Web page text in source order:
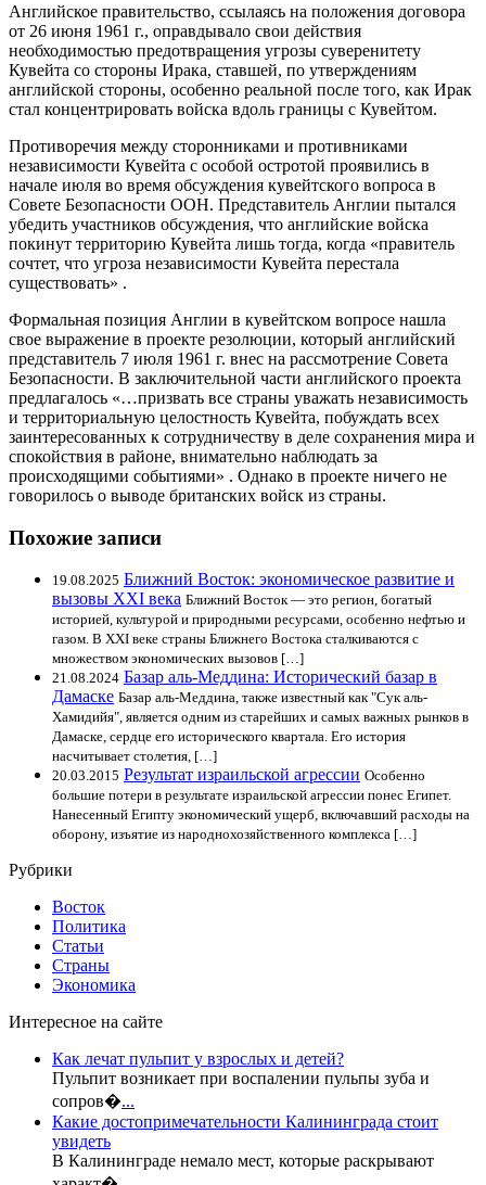
Английское правительство, ссылаясь на положения договора
от 26 июня 1961 г., оправдывало свои действия
необходимостью предотвращения угрозы суверенитету
Кувейта со стороны Ирака, ставшей, по утверждениям
английской стороны, особенно реальной после того, как Ирак
стал концентрировать войска вдоль границы с Кувейтом.
Противоречия между сторонниками и противниками
независимости Кувейта с особой остротой проявились в
начале июля во время обсуждения кувейтского вопроса в
Совете Безопасности ООН. Представитель Англии пытался
убедить участников обсуждения, что английские войска
покинут территорию Кувейта лишь тогда, когда «правитель
сочтет, что угроза независимости Кувейта перестала
существовать» .
Формальная позиция Англии в кувейтском вопросе нашла
свое выражение в проекте резолюции, который английский
представитель 7 июля 1961 г. внес на рассмотрение Совета
Безопасности. В заключительной части английского проекта
предлагалось «…призвать все страны уважать независимость
и территориальную целостность Кувейта, побуждать всех
заинтересованных к сотрудничеству в деле сохранения мира и
спокойствия в районе, внимательно наблюдать за
происходящими событиями» . Однако в проекте ничего не
говорилось о выводе британских войск из страны.
Похожие записи
19.08.2025 Ближний Восток: экономическое развитие и
вызовы XXI века Ближний Восток — это регион, богатый
историей, культурой и природными ресурсами, особенно нефтью и
газом. В XXI веке страны Ближнего Востока сталкиваются с
множеством экономических вызовов […]
21.08.2024 Базар аль-Меддина: Исторический базар в
Дамаске Базар аль-Меддина, также известный как "Сук аль-
Хамидийя", является одним из старейших и самых важных рынков в
Дамаске, сердце его исторического квартала. Его история
насчитывает столетия, […]
20.03.2015 Результат израильской агрессии Особенно
большие потери в результате израильской агрессии понес Египет.
Нанесенный Египту экономический ущерб, включавший расходы на
оборону, изъятие из народнохозяйственного комплекса […]
Рубрики
Восток
Политика
Статьи
Страны
Экономика
Интересное на сайте
Как лечат пульпит у взрослых и детей?
Пульпит возникает при воспалении пульпы зуба и
сопров�...
Какие достопримечательности Калининграда стоит
увидеть
В Калининграде немало мест, которые раскрывают